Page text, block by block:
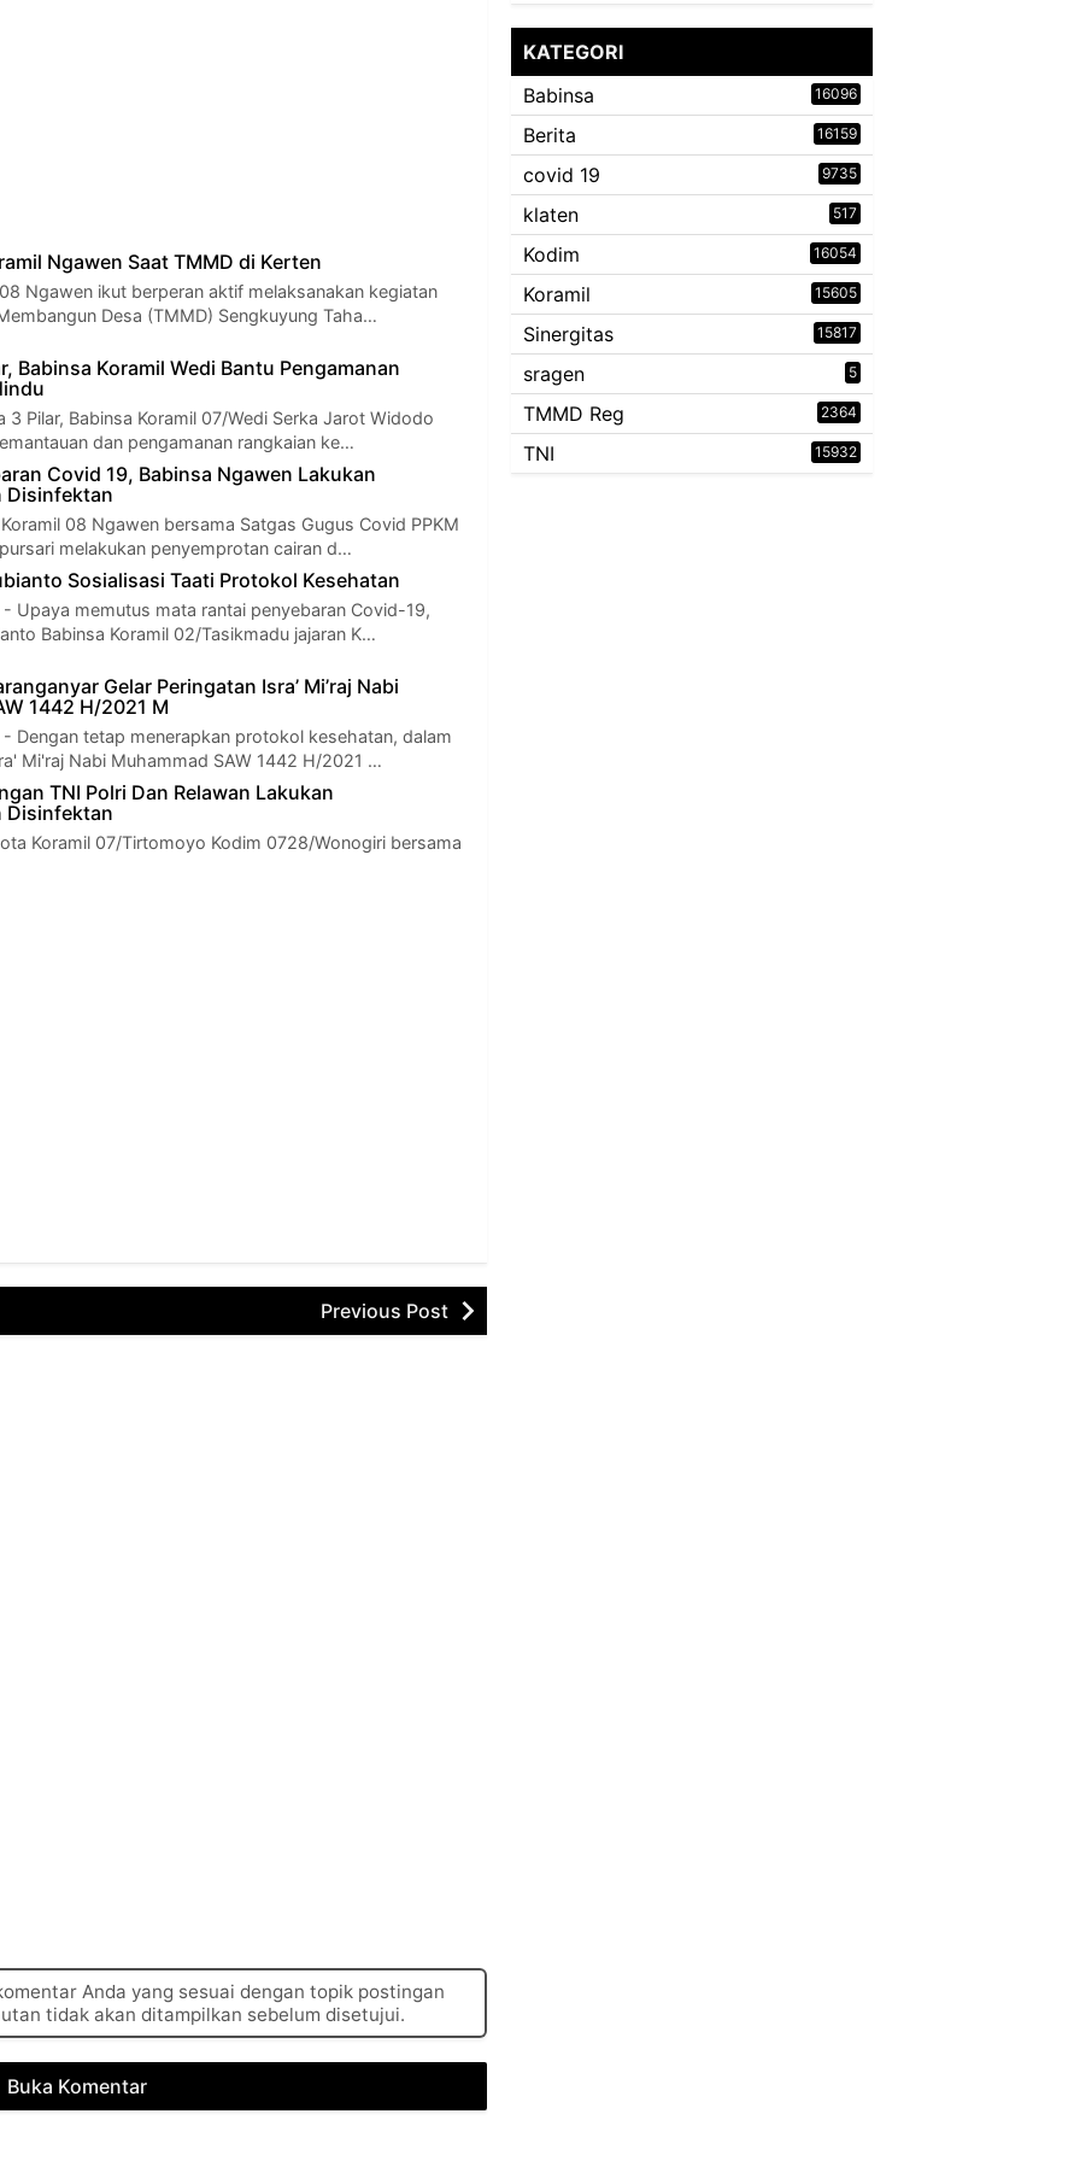
Ngawen Saat TMMD di Kerten
Ngawen ikut berperan aktif melaksanakan kegiatan
Desa (TMMD) Sengkuyung Taha…
Babinsa Koramil Wedi Bantu Pengamanan
3 Pilar, Babinsa Koramil 07/Wedi Serka Jarot Widodo
dan pengamanan rangkaian ke…
Covid 19, Babinsa Ngawen Lakukan
Disinfektan
08 Ngawen bersama Satgas Gugus Covid PPKM
melakukan penyemprotan cairan d…
Sosialisasi Taati Protokol Kesehatan
- Upaya memutus mata rantai penyebaran Covid-19,
Babinsa Koramil 02/Tasikmadu jajaran K…
Gelar Peringatan Isra’ Mi’raj Nabi
1442 H/2021 M
- Dengan tetap menerapkan protokol kesehatan, dalam
Mi'raj Nabi Muhammad SAW 1442 H/2021 …
TNI Polri Dan Relawan Lakukan
Disinfektan
Koramil 07/Tirtomoyo Kodim 0728/Wonogiri bersama
Previous Post
Anda yang sesuai dengan topik postingan
tidak akan ditampilkan sebelum disetujui.
Buka Komentar
KATEGORI
Babinsa
16096
Berita 16159
covid 19 9735
klaten 517
Kodim 16054
Koramil 15605
Sinergitas 15817
sragen 5
TMMD Reg 2364
TNI 15932